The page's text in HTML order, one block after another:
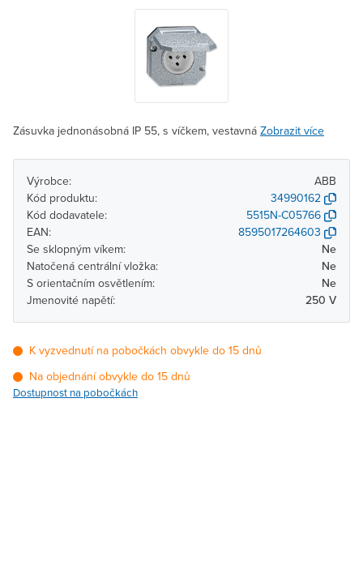
Zásuvka jednonásobná IP 55, s víčkem, vestavná Zobrazit více
Výrobce:
ABB
Kód produktu:
34990162
Kód dodavatele:
5515N-C05766
EAN:
8595017264603
Se sklopným víkem:
Ne
Natočená centrální vložka:
Ne
S orientačním osvětlením:
Ne
Jmenovité napětí:
250 V
K vyzvednutí na pobočkách obvykle do 15 dnů
Na objednání obvykle do 15 dnů
Dostupnost na pobočkách